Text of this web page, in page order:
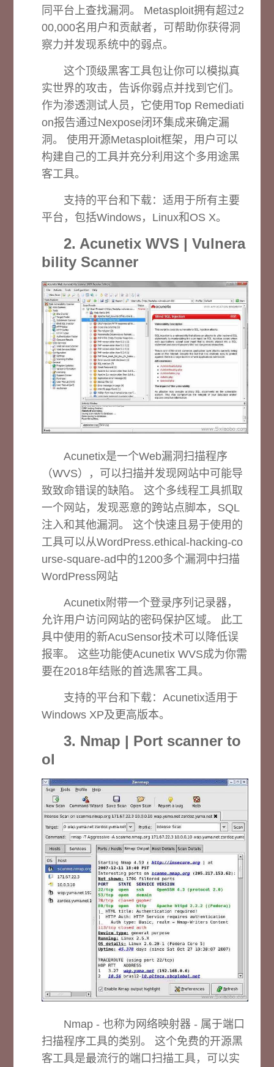
同平台上查找漏洞。 Metasploit拥有超过2
00,000名用户和贡献者，可帮助你获得洞
察力并发现系统中的弱点。
这个顶级黑客工具包让你可以模拟真
实世界的攻击，告诉你弱点并找到它们。
作为渗透测试人员，它使用Top Remediati
on报告通过Nexpose闭环集成来确定漏
洞。 使用开源Metasploit框架，用户可以
构建自己的工具并充分利用这个多用途黑
客工具。
支持的平台和下载：适用于所有主要
平台，包括Windows，Linux和OS X。
2. Acunetix WVS | Vulnera
bility Scanner
Acunetix是一个Web漏洞扫描程序
（WVS），可以扫描并发现网站中可能导
致致命错误的缺陷。 这个多线程工具抓取
一个网站，发现恶意的跨站点脚本，SQL
注入和其他漏洞。 这个快速且易于使用的
工具可以从WordPress.ethical-hacking-co
urse-square-ad中的1200多个漏洞中扫描
WordPress网站
Acunetix附带一个登录序列记录器，
允许用户访问网站的密码保护区域。 此工
具中使用的新AcuSensor技术可以降低误
报率。 这些功能使Acunetix WVS成为你需
要在2018年结账的首选黑客工具。
支持的平台和下载：Acunetix适用于
Windows XP及更高版本。
3. Nmap | Port scanner to
ol
Nmap - 也称为网络映射器 - 属于端口
扫描程序工具的类别。 这个免费的开源黑
客工具是最流行的端口扫描工具，可以实